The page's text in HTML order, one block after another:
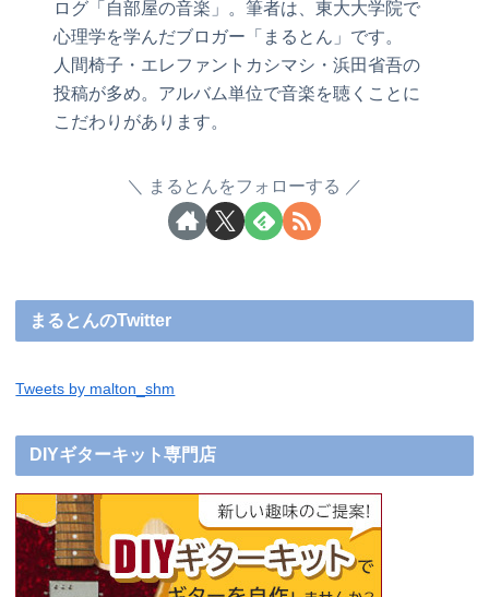
ログ「自部屋の音楽」。筆者は、東大大学院で
心理学を学んだブロガー「まるとん」です。
人間椅子・エレファントカシマシ・浜田省吾の
投稿が多め。アルバム単位で音楽を聴くことに
こだわりがあります。
まるとんをフォローする
まるとんのTwitter
Tweets by malton_shm
DIYギターキット専門店